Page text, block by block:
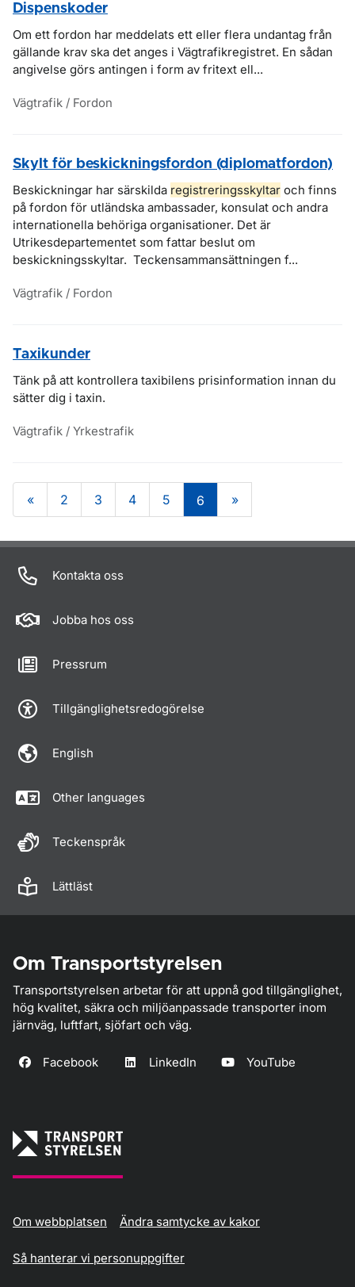
Dispenskoder
Om ett fordon har meddelats ett eller flera undantag från
gällande krav ska det anges i Vägtrafikregistret. En sådan
angivelse görs antingen i form av fritext ell...
Vägtrafik / Fordon
Skylt för beskickningsfordon (diplomatfordon)
Beskickningar har särskilda registreringsskyltar och finns
på fordon för utländska ambassader, konsulat och andra
internationella behöriga organisationer. Det är
Utrikesdepartementet som fattar beslut om
beskickningsskyltar. Teckensammansättningen f...
Vägtrafik / Fordon
Taxikunder
Tänk på att kontrollera taxibilens prisinformation innan du
sätter dig i taxin.
Vägtrafik / Yrkestrafik
« 2 3 4 5 6 »
Om sidan
Kontakta oss
Jobba hos oss
Pressrum
Tillgänglighetsredogörelse
English
Other languages
Teckenspråk
Lättläst
Om Transportstyrelsen
Transportstyrelsen arbetar för att uppnå god tillgänglighet,
hög kvalitet, säkra och miljöanpassade transporter inom
järnväg, luftfart, sjöfart och väg.
Facebook LinkedIn YouTube
Om webbplatsen Ändra samtycke av kakor
Så hanterar vi personuppgifter